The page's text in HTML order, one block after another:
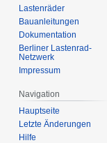
Lastenräder
Bauanleitungen
Dokumentation
Berliner Lastenrad-
Netzwerk
Impressum
Navigation
Hauptseite
Letzte Änderungen
Hilfe